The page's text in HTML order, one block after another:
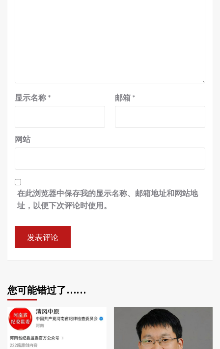
显示名称 * 邮箱 *
网站
在此浏览器中保存我的显示名称、邮箱地址和网站地
址，以便下次评论时使用。
您可能错过了……